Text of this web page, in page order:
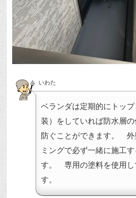
いわた
ベランダは定期的にトッ
装）をしていれば防水層
防ぐことができます。 外
ミングで必ず一緒に施工
す。 専用の塗料を使用し
す。